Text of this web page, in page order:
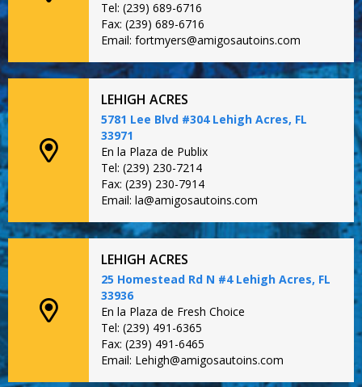
Tel: (239) 689-6716
Fax: (239) 689-6716
Email: fortmyers@amigosautoins.com
LEHIGH ACRES
5781 Lee Blvd #304 Lehigh Acres, FL
33971
En la Plaza de Publix
Tel: (239) 230-7214
Fax: (239) 230-7914
Email: la@amigosautoins.com
LEHIGH ACRES
25 Homestead Rd N #4 Lehigh Acres, FL
33936
En la Plaza de Fresh Choice
Tel: (239) 491-6365
Fax: (239) 491-6465
Email: Lehigh@amigosautoins.com